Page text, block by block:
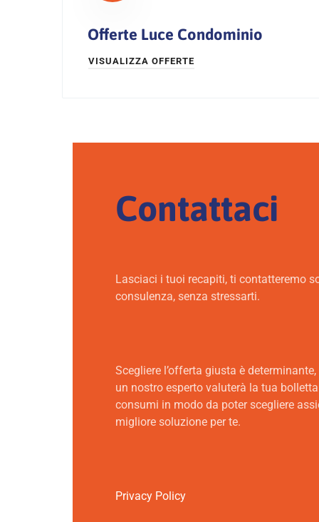
Offerte Luce Condominio
VISUALIZZA OFFERTE
Contattaci
Lasciaci i tuoi recapiti, ti contatteremo
consulenza, senza stressarti.
Scegliere l’offerta giusta è
un nostro esperto valuterà la tua
consumi in modo da poter scegliere
migliore soluzione per te.
Privacy Policy